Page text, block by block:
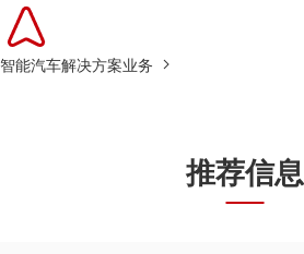
智能汽车解决方案业务
推荐信息